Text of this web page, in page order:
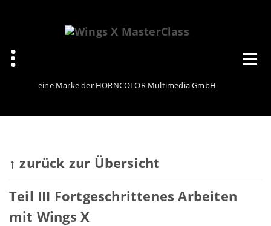
eine Marke der HORNCOLOR Multimedia GmbH
↑ zurück zur Übersicht
Teil III Fortgeschrittenes Arbeiten
mit Wings X